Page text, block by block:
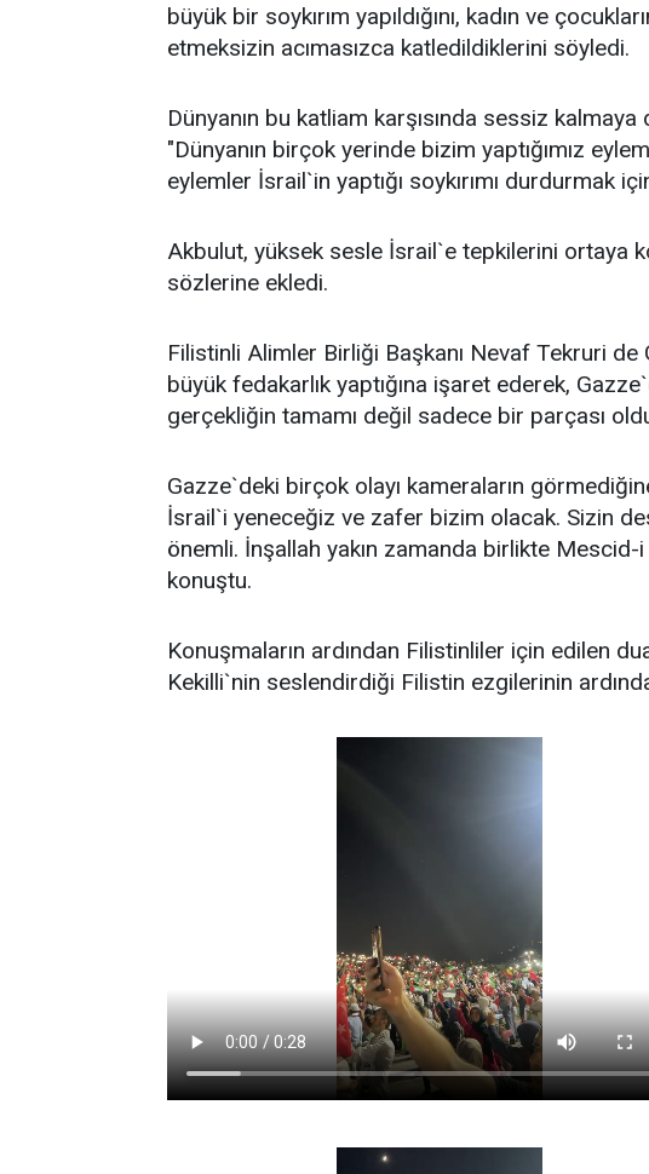
büyük bir soykırım yapıldığını, kadın ve
etmeksizin acımasızca katledildiklerini söyledi.
Dünyanın bu katliam karşısında sessiz
"Dünyanın birçok yerinde bizim yaptığımız
eylemler İsrail`in yaptığı soykırımı durdurmak
Akbulut, yüksek sesle İsrail`e tepkilerini ortaya
sözlerine ekledi.
Filistinli Alimler Birliği Başkanı Nevaf Tekruri de
büyük fedakarlık yaptığına işaret ederek,
gerçekliğin tamamı değil sadece bir parçası
Gazze`deki birçok olayı kameraların
İsrail`i yeneceğiz ve zafer bizim olacak. Sizin
önemli. İnşallah yakın zamanda birlikte Mescid-
konuştu.
Konuşmaların ardından Filistinliler için edilen
Kekilli`nin seslendirdiği Filistin ezgilerinin